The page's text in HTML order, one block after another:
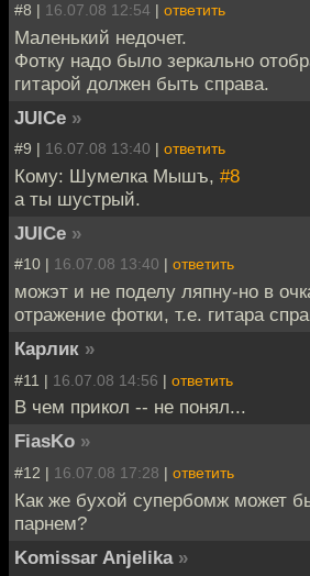
#8 | 16.07.08 12:54 | ответить
Маленький недочет.
Фотку надо было зеркально
гитарой должен быть справа.
JUICe »
#9 | 16.07.08 13:40 | ответить
Кому: Шумелка Мышъ, #8
а ты шустрый.
JUICe »
#10 | 16.07.08 13:40 | ответить
можэт и не поделу ляпну-но в
отражение фотки, т.е. гитара
Карлик »
#11 | 16.07.08 14:56 | ответить
В чем прикол -- не понял...
FiasKo »
#12 | 16.07.08 17:28 | ответить
Как же бухой супербомж может
парнем?
Komissar Anjelika »